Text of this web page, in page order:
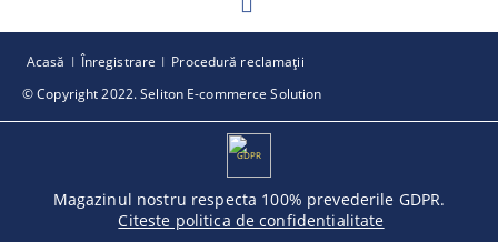
© Copyright 2022. Seliton E-commerce Solution
Acasă Înregistrare Procedură reclamaţii
GDPR
Magazinul nostru respecta 100% prevederile GDPR.
Citeste politica de confidentialitate